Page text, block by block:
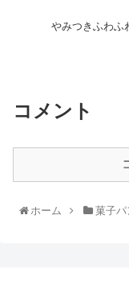
やみつきふわふ
コメント
ホーム 菓子パ